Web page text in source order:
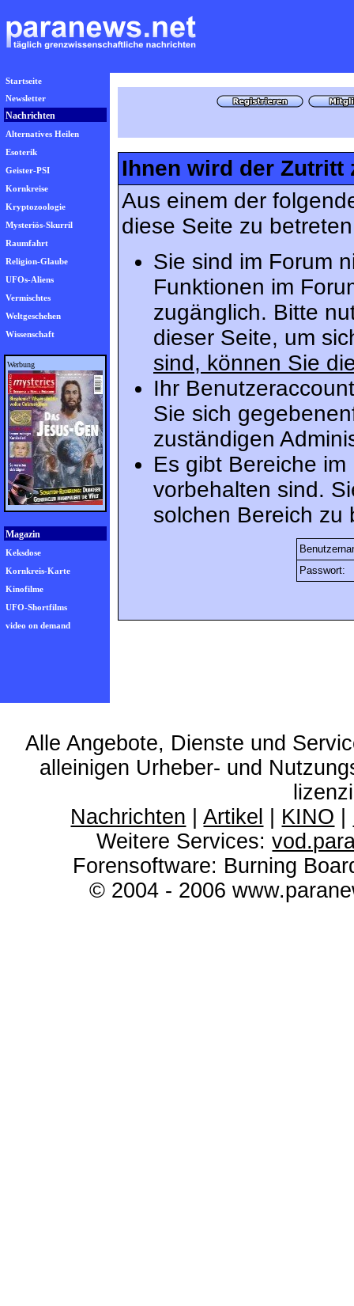
Startseite
Newsletter
Nachrichten
Alternatives Heilen
Esoterik
Geister-PSI
Kornkreise
Kryptozoologie
Mysteriös-Skurril
Raumfahrt
Religion-Glaube
UFOs-Aliens
Vermischtes
Weltgeschehen
Wissenschaft
Werbung
Magazin
Keksdose
Kornkreis-Karte
Kinofilme
UFO-Shortfilms
video on demand
Ihnen wird der Zutritt
Aus einem der
diese Seite zu
Sie sind im Forum
Funktionen im
zugänglich. Bitte
dieser Seite, um
sind, können Sie
Ihr
Sie sich
zuständigen
Es gibt Bereiche
vorbehalten sind.
solchen Bereich zu
Passwort:
Alle Angebote, Dienste und
alleinigen Urheber- und
Nachrichten |Artikel KINO
Weitere Services:
Forensoftware: Burning
© 2004 - 2006